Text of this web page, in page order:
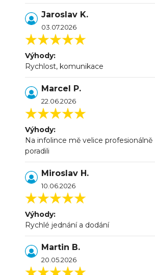
Jaroslav K.
03.07.2026
Výhody:
Rychlost, komunikace
Marcel P.
22.06.2026
Výhody:
Na infolince mě velice profesionálně
poradili
Miroslav H.
10.06.2026
Výhody:
Rychlé jednání a dodání
Martin B.
20.05.2026